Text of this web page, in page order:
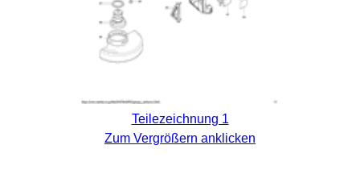
Teilezeichnung 1
Zum Vergrößern anklicken